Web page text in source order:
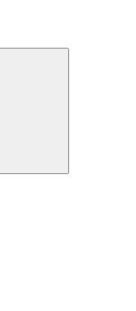
Гламурный журнал